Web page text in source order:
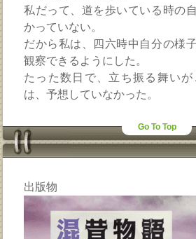
私だって、道を歩いている時の
かっていない。
だから私は、四六時中自分の様
観察できるようにした。
たった数日で、立ち振る舞い
は、予想していなかった。
Go To Top
出版物